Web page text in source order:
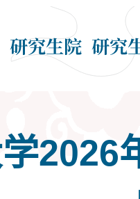
2026